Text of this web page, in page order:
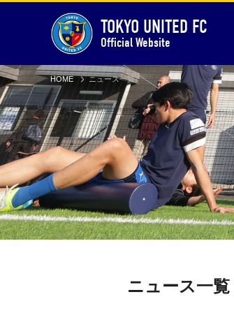
TOKYO UNITED FC
Official Website
HOME ニュース一覧
ニュース一覧